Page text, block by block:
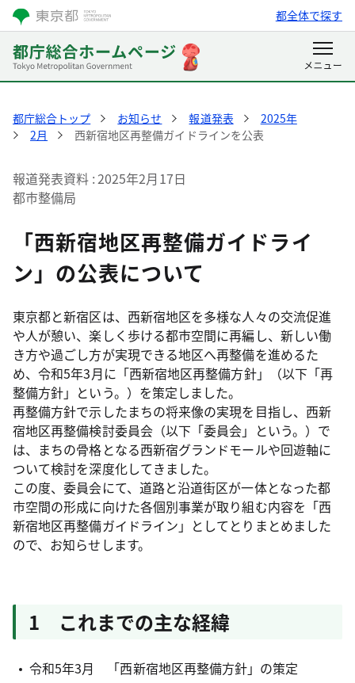
都全体で探す
都庁総合トップ お知らせ 報道発表
2025年
2月
西新宿地区再整備ガイドラインを公表
報道発表資料 2025年2月17日
都市整備局
「西新宿地区再整備ガイドライ
ン」の公表について
東京都と新宿区は、西新宿地区を多様な人々の交流促進
や人が憩い、楽しく歩ける都市空間に再編し、新しい働
き方や過ごし方が実現できる地区へ再整備を進めるた
め、令和5年3月に「西新宿地区再整備方針」（以下「再
整備方針」という。）を策定しました。
再整備方針で示したまちの将来像の実現を目指し、西新
宿地区再整備検討委員会（以下「委員会」という。）で
は、まちの骨格となる西新宿グランドモールや回遊軸に
ついて検討を深度化してきました。
この度、委員会にて、道路と沿道街区が一体となった都
市空間の形成に向けた各個別事業が取り組む内容を「西
新宿地区再整備ガイドライン」としてとりまとめました
ので、お知らせします。
1 これまでの主な経緯
令和5年3月 「西新宿地区再整備方針」の策定